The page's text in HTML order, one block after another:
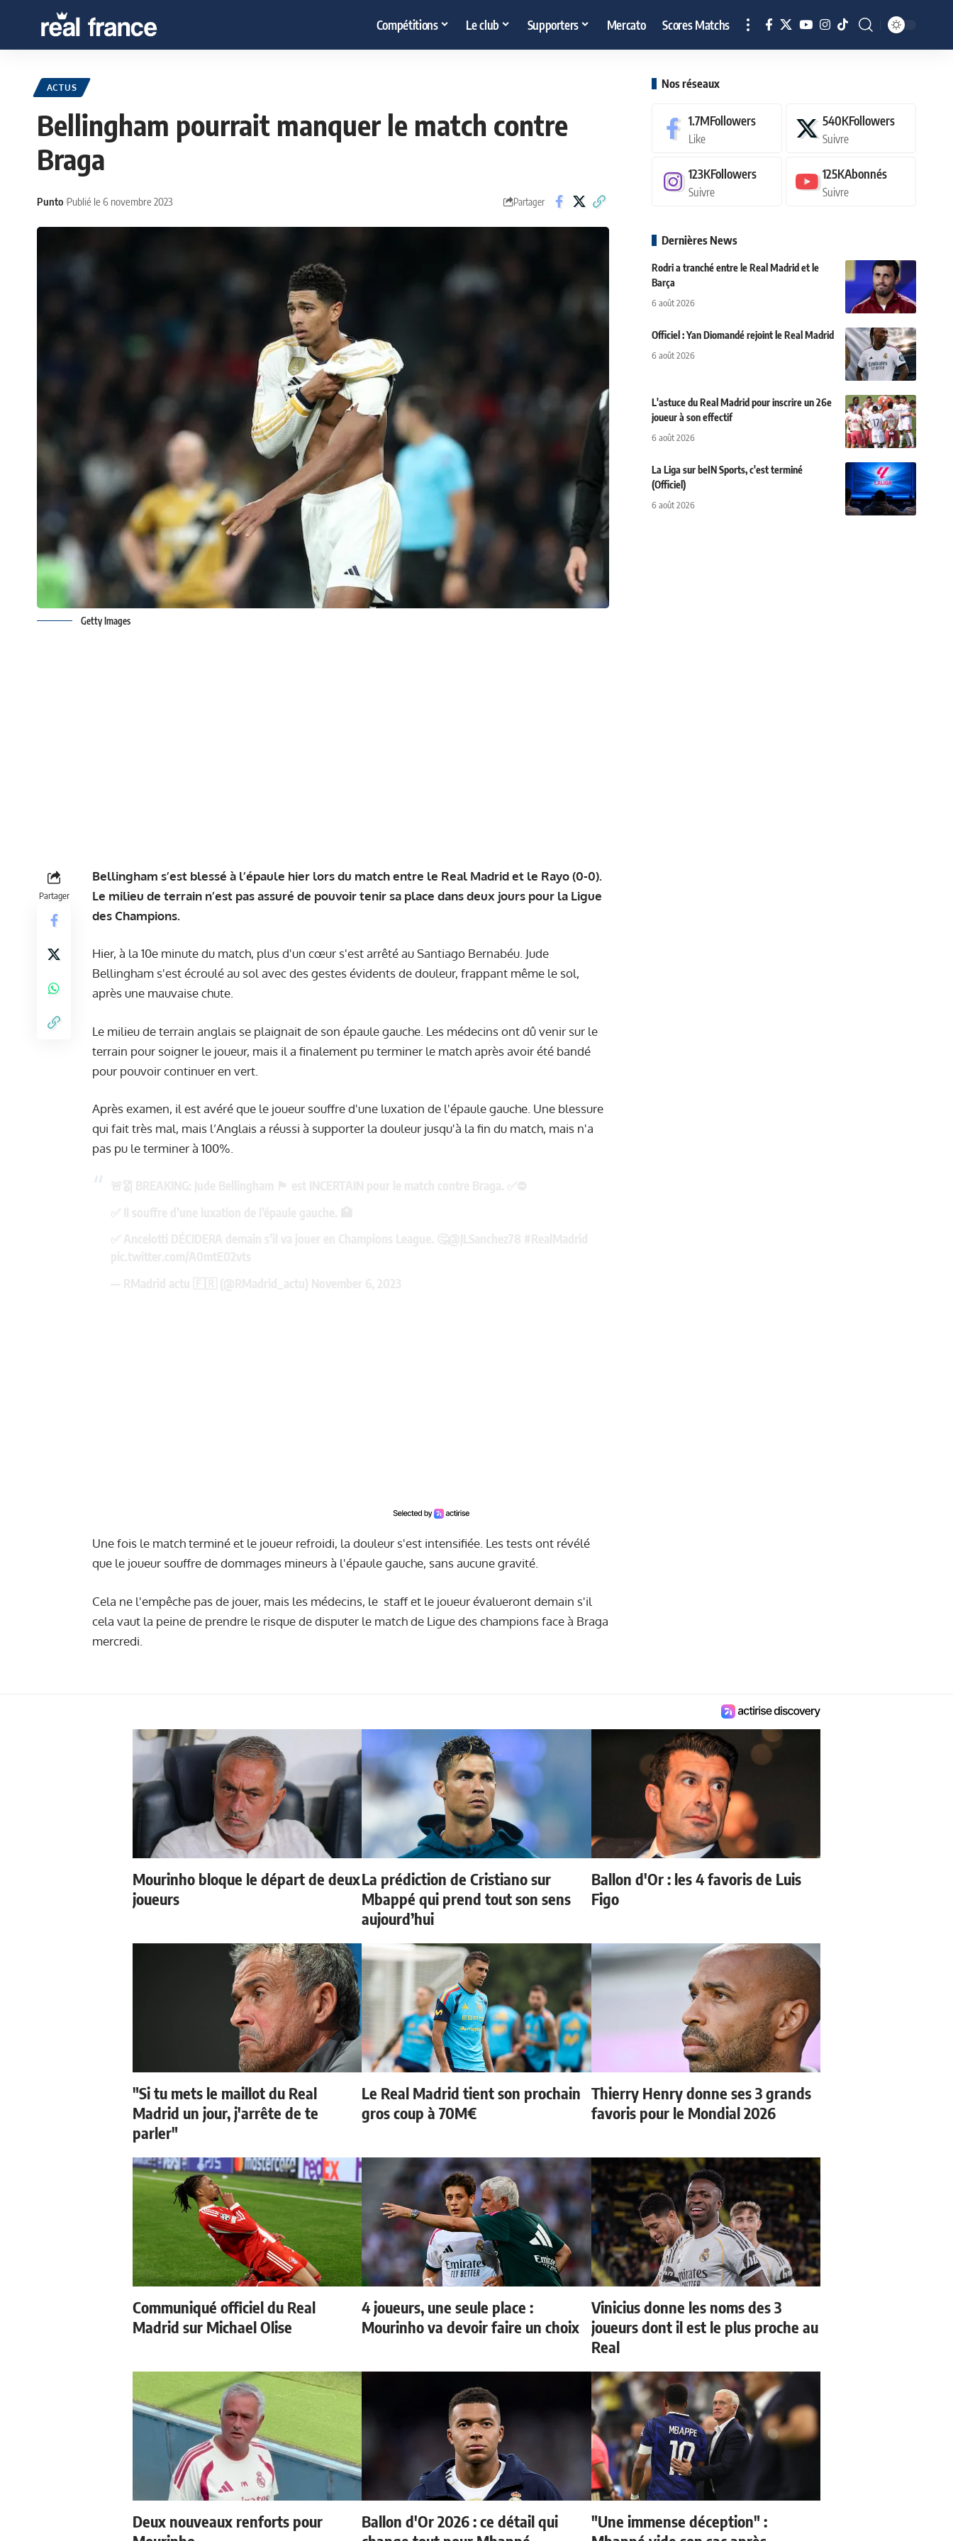
Compétitions Le club Supporters Mercato Scores Matchs
ACTUS
Bellingham pourrait manquer le match contre
Braga
Punto Publié le 6 novembre 2023 Partager
Getty Images
Partager
Bellingham s’est blessé à l’épaule hier lors du match entre le Real Madrid et le Rayo (0-0).
Le milieu de terrain n’est pas assuré de pouvoir tenir sa place dans deux jours pour la Ligue
des Champions.
Hier, à la 10e minute du match, plus d'un cœur s'est arrêté au Santiago Bernabéu. Jude
Bellingham s'est écroulé au sol avec des gestes évidents de douleur, frappant même le sol,
après une mauvaise chute.
Le milieu de terrain anglais se plaignait de son épaule gauche. Les médecins ont dû venir sur le
terrain pour soigner le joueur, mais il a finalement pu terminer le match après avoir été bandé
pour pouvoir continuer en vert.
Après examen, il est avéré que le joueur souffre d'une luxation de l'épaule gauche. Une blessure
qui fait très mal, mais l’Anglais a réussi à supporter la douleur jusqu'à la fin du match, mais n'a
pas pu le terminer à 100%.
Une fois le match terminé et le joueur refroidi, la douleur s'est intensifiée. Les tests ont révélé
que le joueur souffre de dommages mineurs à l'épaule gauche, sans aucune gravité.
Cela ne l'empêche pas de jouer, mais les médecins, le staff et le joueur évalueront demain s'il
cela vaut la peine de prendre le risque de disputer le match de Ligue des champions face à Braga
mercredi.
Nos réseaux
1.7MFollowers
Like
540KFollowers
Suivre
123KFollowers
Suivre
125KAbonnés
Suivre
Dernières News
Rodri a tranché entre le Real Madrid et le
Barça
6 août 2026
Officiel : Yan Diomandé rejoint le Real Madrid
6 août 2026
L'astuce du Real Madrid pour inscrire un 26e
joueur à son effectif
6 août 2026
La Liga sur beIN Sports, c'est terminé
(Officiel)
6 août 2026
Mourinho bloque le départ de deux
joueurs
La prédiction de Cristiano sur
Mbappé qui prend tout son sens
aujourd’hui
Ballon d'Or : les 4 favoris de Luis
Figo
"Si tu mets le maillot du Real
Madrid un jour, j'arrête de te
parler"
Le Real Madrid tient son prochain
gros coup à 70M€
Thierry Henry donne ses 3 grands
favoris pour le Mondial 2026
Communiqué officiel du Real
Madrid sur Michael Olise
4 joueurs, une seule place :
Mourinho va devoir faire un choix
Vinicius donne les noms des 3
joueurs dont il est le plus proche au
Real
Deux nouveaux renforts pour
Ballon d'Or 2026 : ce détail qui
"Une immense déception" :